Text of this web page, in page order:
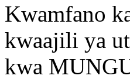
Kwamfano
kwaajili ya
kwa